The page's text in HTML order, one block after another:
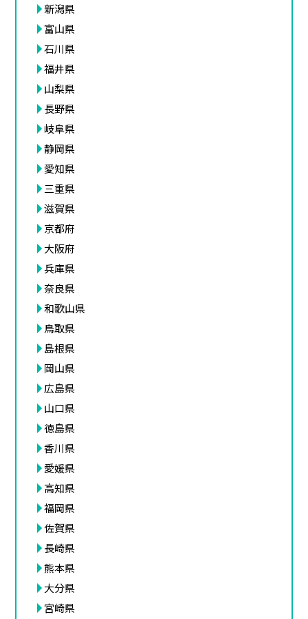
新潟県
富山県
石川県
福井県
山梨県
長野県
岐阜県
静岡県
愛知県
三重県
滋賀県
京都府
大阪府
兵庫県
奈良県
和歌山県
鳥取県
島根県
岡山県
広島県
山口県
徳島県
香川県
愛媛県
高知県
福岡県
佐賀県
長崎県
熊本県
大分県
宮崎県